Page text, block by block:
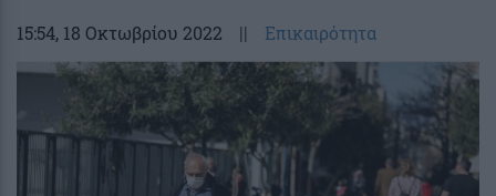
15:54, 18 Οκτωβρίου 2022 || Επικαιρότητα